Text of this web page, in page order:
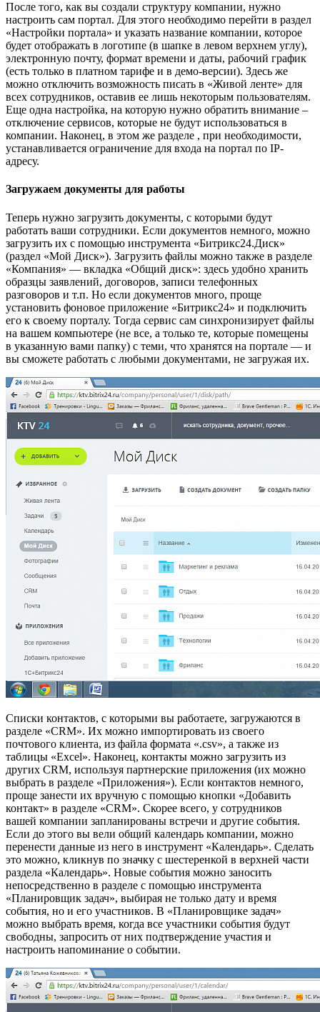
После того, как вы создали структуру компании, нужно
настроить сам портал. Для этого необходимо перейти в раздел
«Настройки портала» и указать название компании, которое
будет отображать в логотипе (в шапке в левом верхнем углу),
электронную почту, формат времени и даты, рабочий график
(есть только в платном тарифе и в демо-версии). Здесь же
можно отключить возможность писать в «Живой ленте» для
всех сотрудников, оставив ее лишь некоторым пользователям.
Еще одна настройка, на которую нужно обратить внимание –
отключение сервисов, которые не будут использоваться в
компании. Наконец, в этом же разделе , при необходимости,
устанавливается ограничение для входа на портал по IP-
адресу.
Загружаем документы для работы
Теперь нужно загрузить документы, с которыми будут
работать ваши сотрудники. Если документов немного, можно
загрузить их с помощью инструмента «Битрикс24.Диск»
(раздел «Мой Диск»). Загрузить файлы можно также в разделе
«Компания» — вкладка «Общий диск»: здесь удобно хранить
образцы заявлений, договоров, записи телефонных
разговоров и т.п. Но если документов много, проще
установить фоновое приложение «Битрикс24» и подключить
его к своему порталу. Тогда сервис сам синхронизирует файлы
на вашем компьютере (не все, а только те, которые помещены
в указанную вами папку) с теми, что хранятся на портале — и
вы сможете работать с любыми документами, не загружая их.
Списки контактов, с которыми вы работаете, загружаются в
разделе «CRM». Их можно импортировать из своего
почтового клиента, из файла формата «.csv», а также из
таблицы «Excel». Наконец, контакты можно загрузить из
других CRM, используя партнерские приложения (их можно
выбрать в разделе «Приложения»). Если контактов немного,
проще занести их вручную с помощью кнопки «Добавить
контакт» в разделе «CRM». Скорее всего, у сотрудников
вашей компании запланированы встречи и другие события.
Если до этого вы вели общий календарь компании, можно
перенести данные из него в инструмент «Календарь». Сделать
это можно, кликнув по значку с шестеренкой в верхней части
раздела «Календарь». Новые события можно заносить
непосредственно в разделе с помощью инструмента
«Планировщик задач», выбирая не только дату и время
события, но и его участников. В «Планировщике задач»
можно выбрать время, когда все участники события будут
свободны, запросить от них подтверждение участия и
настроить напоминание о событии.